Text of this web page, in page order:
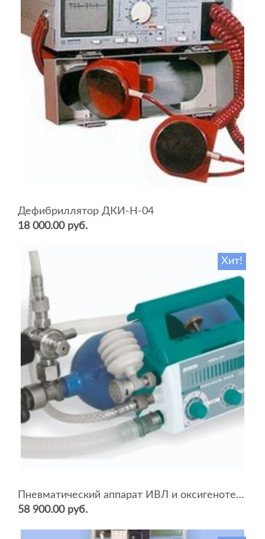
Дефибриллятор ДКИ-Н-04
18 000.00 руб.
Хит!
Пневматический аппарат ИВЛ и оксигенотерапии портативный АИВЛп-2/20-«ТМТ»
58 900.00 руб.